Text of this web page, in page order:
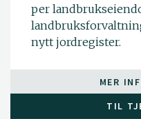
per
nytt jordregister.
MER
TIL